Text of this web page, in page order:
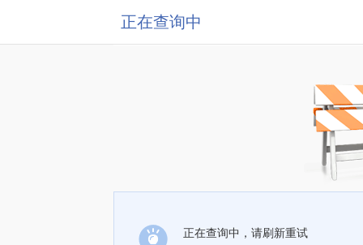
正在查询中
正在查询中，请刷新重试